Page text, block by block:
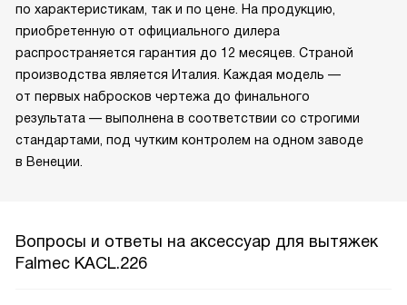
по характеристикам, так и по цене. На продукцию,
приобретенную от официального дилера
распространяется гарантия до 12 месяцев. Страной
производства является Италия. Каждая модель —
от первых набросков чертежа до финального
результата — выполнена в соответствии со строгими
стандартами, под чутким контролем на одном заводе
в Венеции.
Вопросы и ответы на аксессуар для вытяжек
Falmec KACL.226